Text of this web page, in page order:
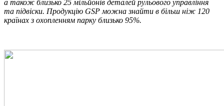
а також близько 25 мільйонів деталей рульового управління
та підвіски. Продукцію GSP можна знайти в більш ніж 120
країнах з охопленням парку близько 95%.